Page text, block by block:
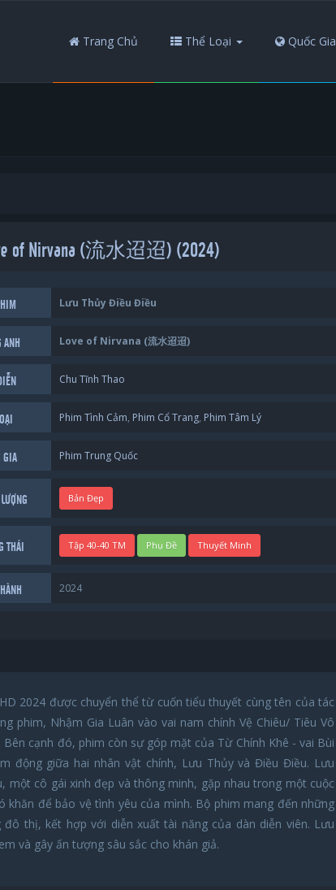
Trang Chủ Thể Loại Quốc Gia
of Nirvana (流水迢迢) (2024)
Lưu Thủy Điều Điều
ANH Love of Nirvana (流水迢迢)
Chu Tĩnh Thao
Phim Tình Cảm, Phim Cổ Trang, Phim Tâm Lý
GIA Phim Trung Quốc
Bản Đẹp
THÁI Tập 40-40 TM Phụ Đề Thuyết Minh
2024
2024 được chuyển thể từ cuốn tiểu thuyết cùng tên của tác
phim, Nhậm Gia Luân vào vai nam chính Vệ Chiêu/ Tiêu Vô
cạnh đó, phim còn sự góp mặt của Từ Chính Khê - vai Bùi
động giữa hai nhân vật chính, Lưu Thủy và Điều Điều. Lưu
cô gái xinh đẹp và thông minh, gặp nhau trong một cuộc
khăn để bảo vệ tình yêu của mình. Bộ phim mang đến những
thị, kết hợp với diễn xuất tài năng của dàn diễn viên. Lưu
và gây ấn tượng sâu sắc cho khán giả.